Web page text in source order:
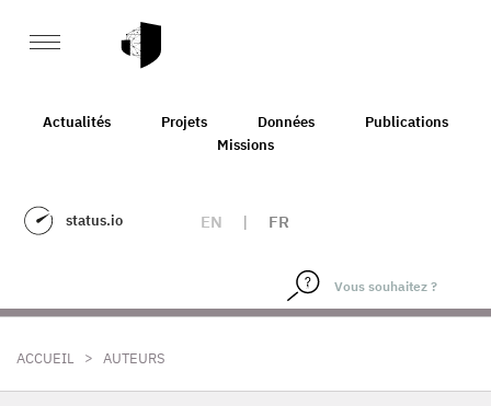
Actualités Projets Données
Publications
Missions
status.io EN | FR
ACCUEIL > AUTEURS